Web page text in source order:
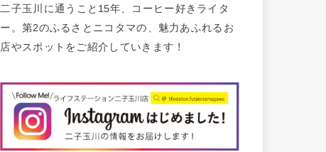
二子玉川に通うこと15年、コーヒー好きライタ
ー。第2のふるさとニコタマの、魅力あふれるお
店やスポットをご紹介していきます！